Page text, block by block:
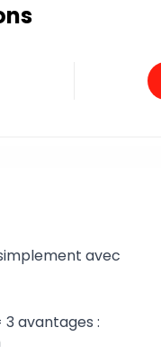
avec
avantages :